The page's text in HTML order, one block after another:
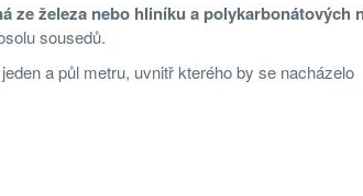
ze železa nebo hliníku a polykarbonátových
sousedů.
a půl metru, uvnitř kterého by se nacházelo